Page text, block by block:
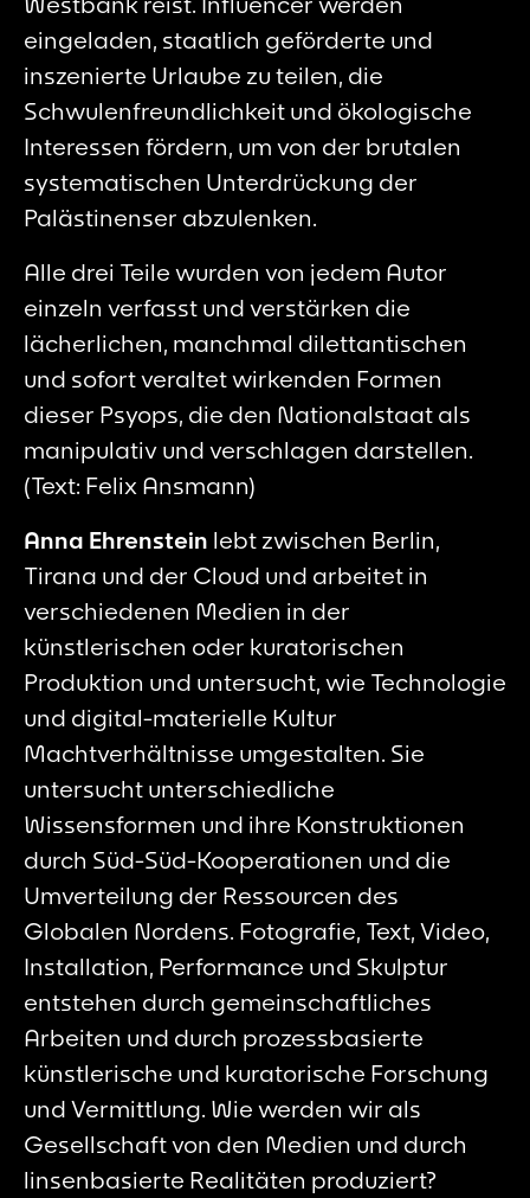
eingeladen, staatlich geförderte und
inszenierte Urlaube zu teilen, die
Schwulenfreundlichkeit und ökologische
Interessen fördern, um von der brutalen
systematischen Unterdrückung der
Palästinenser abzulenken.
Alle drei Teile wurden von jedem Autor
einzeln verfasst und verstärken die
lächerlichen, manchmal dilettantischen
und sofort veraltet wirkenden Formen
dieser Psyops, die den Nationalstaat als
manipulativ und verschlagen darstellen.
(Text: Felix Ansmann)
Anna Ehrenstein lebt zwischen Berlin,
Tirana und der Cloud und arbeitet in
verschiedenen Medien in der
künstlerischen oder kuratorischen
Produktion und untersucht, wie Technologie
und digital-materielle Kultur
Machtverhältnisse umgestalten. Sie
untersucht unterschiedliche
Wissensformen und ihre Konstruktionen
durch Süd-Süd-Kooperationen und die
Umverteilung der Ressourcen des
Globalen Nordens. Fotografie, Text, Video,
Installation, Performance und Skulptur
entstehen durch gemeinschaftliches
Arbeiten und durch prozessbasierte
künstlerische und kuratorische Forschung
und Vermittlung. Wie werden wir als
Gesellschaft von den Medien und durch
linsenbasierte Realitäten produziert?